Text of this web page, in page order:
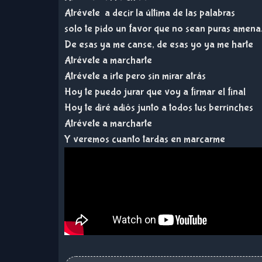
Atrévete a decir la última de las palabras
solo te pido un favor que no sean puras
De esas ya me canse, de esas yo ya me harte
Atrévete a marcharte
Atrévete a irte pero sin mirar atrás
Hoy te puedo jurar que voy a firmar el final
Hoy te diré adiós junto a todos tus berrinches
Atrévete a marcharte
Y veremos cuanto tardas en marcarme